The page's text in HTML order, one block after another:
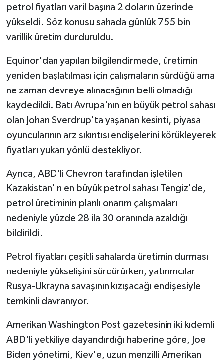
petrol fiyatları varil başına 2 doların üzerinde
yükseldi. Söz konusu sahada günlük 755 bin
varillik üretim durduruldu.
Equinor'dan yapılan bilgilendirmede, üretimin
yeniden başlatılması için çalışmaların sürdüğü ama
ne zaman devreye alınacağının belli olmadığı
kaydedildi. Batı Avrupa'nın en büyük petrol sahası
olan Johan Sverdrup'ta yaşanan kesinti, piyasa
oyuncularının arz sıkıntısı endişelerini körükleyerek
fiyatları yukarı yönlü destekliyor.
Ayrıca, ABD'li Chevron tarafından işletilen
Kazakistan'ın en büyük petrol sahası Tengiz'de,
petrol üretiminin planlı onarım çalışmaları
nedeniyle yüzde 28 ila 30 oranında azaldığı
bildirildi.
Petrol fiyatları çeşitli sahalarda üretimin durması
nedeniyle yükselişini sürdürürken, yatırımcılar
Rusya-Ukrayna savaşının kızışacağı endişesiyle
temkinli davranıyor.
Amerikan Washington Post gazetesinin iki kıdemli
ABD'li yetkiliye dayandırdığı haberine göre, Joe
Biden yönetimi, Kiev'e, uzun menzilli Amerikan